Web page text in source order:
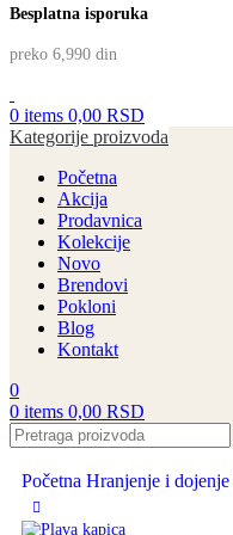
Besplatna isporuka
preko 6,990 din
0 items 0,00 RSD
Kategorije proizvoda
Početna
Akcija
Prodavnica
Kolekcije
Novo
Brendovi
Pokloni
Blog
Kontakt
0
0 items 0,00 RSD
Početna Hranjenje i dojenje